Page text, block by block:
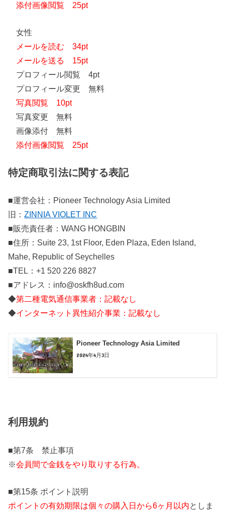
添付画像閲覧 25pt
女性
メールを読む 34pt
メールを送る 15pt
プロフィール閲覧 4pt
プロフィール変更 無料
写真閲覧 10pt
写真変更 無料
画像添付 無料
添付画像閲覧 25pt
特定商取引法に関する表記
■運営会社：Pioneer Technology Asia Limited
旧：ZINNIA VIOLET INC
■販売責任者：WANG HONGBIN
■住所：Suite 23, 1st Floor, Eden Plaza, Eden Island,
Mahe, Republic of Seychelles
■TEL：+1 520 226 8827
■アドレス：info@oskfh8ud.com
◆第二種電気通信事業者：記載なし
◆インターネット異性紹介事業：記載なし
Pioneer Technology Asia Limited
2024年4月3日
利用規約
■第7条 禁止事項
※会員間で金銭をやり取りする行為。
■第15条 ポイント説明
ポイントの有効期限は個々の購入日から6ヶ月以内としま